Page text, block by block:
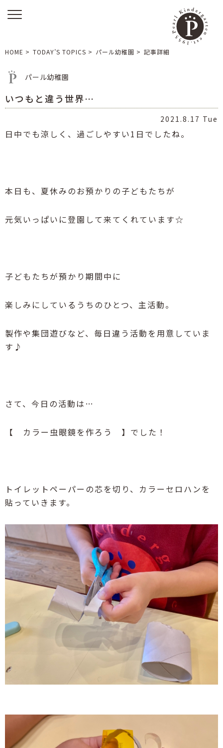
HOME > TODAY’S TOPICS > パール幼稚園 > 記事詳細
パール幼稚園
いつもと違う世界…
2021.8.17 Tue
日中でも涼しく、過ごしやすい1 日でしたね。
本日も、夏休みのお預かりの子どもたちが
元気いっぱいに登園して来てくれています☆
子どもたちが預かり期間中に
楽しみにしているうちのひとつ、主活動。
製作や集団遊びなど、毎日違う活動を用意していま
す♪
さて、今日の活動は …
【 カラー虫眼鏡を作ろう 】でした！
トイレットペーパーの芯を切り、カラーセロハンを
貼っていきます。